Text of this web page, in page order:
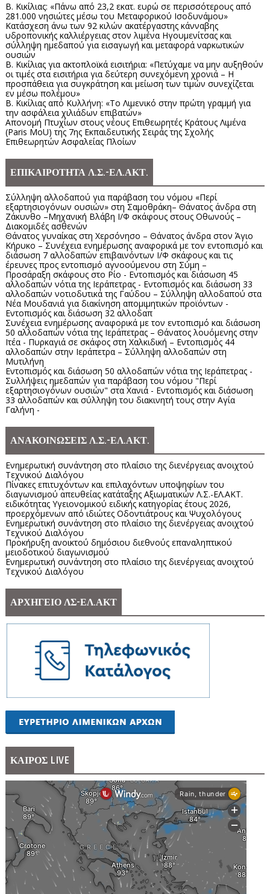
Β. Κικίλιας: «Πάνω από 23,2 εκατ. ευρώ σε περισσότερους από
281.000 νησιώτες μέσω του Μεταφορικού Ισοδυνάμου»
Κατάσχεση άνω των 92 κιλών ακατέργαστης κάνναβης
υδροπονικής καλλιέργειας στον λιμένα Ηγουμενίτσας και
σύλληψη ημεδαπού για εισαγωγή και μεταφορά ναρκωτικών
ουσιών
Β. Κικίλιας για ακτοπλοϊκά εισιτήρια: «Πετύχαμε να μην αυξηθούν
οι τιμές στα εισιτήρια για δεύτερη συνεχόμενη χρονιά – Η
προσπάθεια για συγκράτηση και μείωση των τιμών συνεχίζεται
εν μέσω πολέμου»
Β. Κικίλιας από Κυλλήνη: «Το Λιμενικό στην πρώτη γραμμή για
την ασφάλεια χιλιάδων επιβατών»
Απονομή Πτυχίων στους νέους Επιθεωρητές Κράτους Λιμένα
(Paris MoU) της 7ης Εκπαιδευτικής Σειράς της Σχολής
Επιθεωρητών Ασφαλείας Πλοίων
ΕΠΙΚΑΙΡΟΤΗΤΑ Λ.Σ.-ΕΛ.ΑΚΤ.
Σύλληψη αλλοδαπού για παράβαση του νόμου «Περί
εξαρτησιογόνων ουσιών» στη Σαμοθράκη– Θάνατος άνδρα στη
Ζάκυνθο –Μηχανική Βλάβη Ι/Φ σκάφους στους Οθωνούς –
Διακομιδές ασθενών
Θάνατος γυναίκας στη Χερσόνησο – Θάνατος άνδρα στον Άγιο
Κήρυκο – Συνέχεια ενημέρωσης αναφορικά με τον εντοπισμό και
διάσωση 7 αλλοδαπών επιβαινόντων Ι/Φ σκάφους και τις
έρευνες προς εντοπισμό αγνοούμενου στη Σύμη –
Προσάραξη σκάφους στο Ρίο - Εντοπισμός και διάσωση 45
αλλοδαπών νότια της Ιεράπετρας - Εντοπισμός και διάσωση 33
αλλοδαπών νοτιοδυτικά της Γαύδου – Σύλληψη αλλοδαπού στα
Νέα Μουδανιά για διακίνηση απομιμητικών προϊόντων -
Εντοπισμός και διάσωση 32 αλλοδαπ
Συνέχεια ενημέρωσης αναφορικά με τον εντοπισμό και διάσωση
50 αλλοδαπών νότια της Ιεράπετρας – Θάνατος λουόμενης στην
Ιτέα - Πυρκαγιά σε σκάφος στη Χαλκιδική – Εντοπισμός 44
αλλοδαπών στην Ιεράπετρα – Σύλληψη αλλοδαπών στη
Μυτιλήνη
Εντοπισμός και διάσωση 50 αλλοδαπών νότια της Ιεράπετρας -
Συλλήψεις ημεδαπών για παράβαση του νόμου "Περί
εξαρτησιογόνων ουσιών" στα Χανιά - Εντοπισμός και διάσωση
33 αλλοδαπών και σύλληψη του διακινητή τους στην Αγία
Γαλήνη -
ΑΝΑΚΟΙΝΩΣΕΙΣ Λ.Σ.-ΕΛ.ΑΚΤ.
Ενημερωτική συνάντηση στο πλαίσιο της διενέργειας ανοιχτού
Τεχνικού Διαλόγου
Πίνακες επιτυχόντων και επιλαχόντων υποψηφίων του
διαγωνισμού απευθείας κατάταξης Αξιωματικών Λ.Σ.-ΕΛ.ΑΚΤ.
ειδικότητας Υγειονομικού ειδικής κατηγορίας έτους 2026,
προερχόμενων από ιδιώτες Οδοντιάτρους και Ψυχολόγους
Ενημερωτική συνάντηση στο πλαίσιο της διενέργειας ανοιχτού
Τεχνικού Διαλόγου
Προκήρυξη ανοικτού δημόσιου διεθνούς επαναληπτικού
μειοδοτικού διαγωνισμού
Ενημερωτική συνάντηση στο πλαίσιο της διενέργειας ανοιχτού
Τεχνικού Διαλόγου
ΑΡΧΗΓΕΙΟ ΛΣ-ΕΛ.ΑΚΤ
ΚΑΙΡΟΣ LIVE